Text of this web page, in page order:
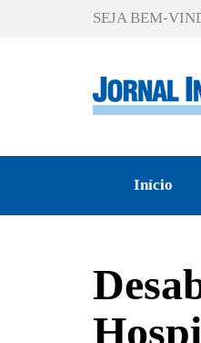
SEJA BEM-
Início